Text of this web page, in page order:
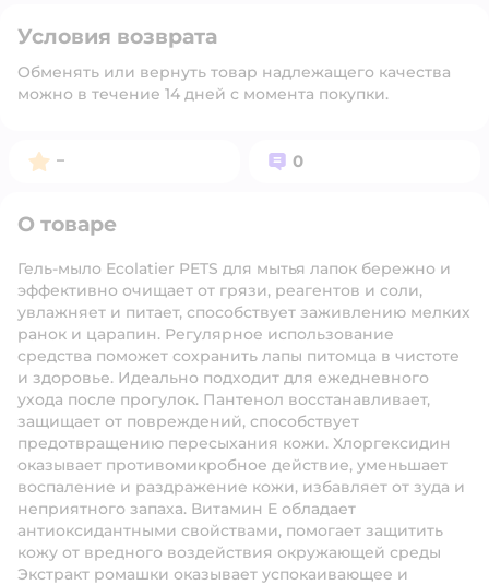
Условия возврата
Обменять или вернуть товар надлежащего качества
можно в течение 14 дней с момента покупки.
Рейтинг:
– Вопросов:
0
О товаре
Гель-мыло Ecolatier PETS для мытья лапок бережно и
эффективно очищает от грязи, реагентов и соли,
увлажняет и питает, способствует заживлению мелких
ранок и царапин. Регулярное использование
средства поможет сохранить лапы питомца в чистоте
и здоровье. Идеально подходит для ежедневного
ухода после прогулок. Пантенол восстанавливает,
защищает от повреждений, способствует
предотвращению пересыхания кожи. Хлоргексидин
оказывает противомикробное действие, уменьшает
воспаление и раздражение кожи, избавляет от зуда и
неприятного запаха. Витамин E обладает
антиоксидантными свойствами, помогает защитить
кожу от вредного воздействия окружающей среды
Экстракт ромашки оказывает успокаивающее и